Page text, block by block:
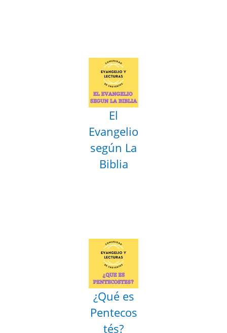
El
Evangelio
según La
Biblia
¿Qué es
Pentecos
tés?